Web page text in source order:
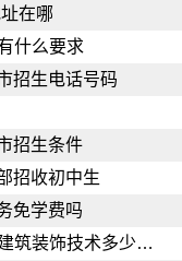
在哪
什么要求
招生电话号码
招生条件
招收初中生
免学费吗
饰技术多少钱一年